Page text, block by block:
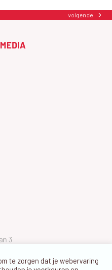
next
volgende
3
te zorgen dat je webervaring